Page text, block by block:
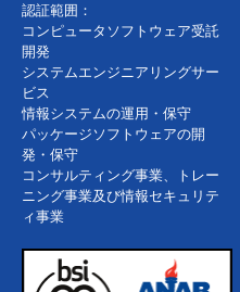
認証範囲：
コンピュータソフトウェア受託
開発
システムエンジニアリングサー
ビス
情報システムの運用・保守
パッケージソフトウェアの開
発・保守
コンサルティング事業、トレー
ニング事業及び情報セキュリテ
ィ事業